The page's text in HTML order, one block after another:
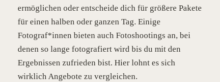
ermöglichen oder entscheide dich für größere Pakete
für einen halben oder ganzen Tag. Einige
Fotograf*innen bieten auch Fotoshootings an, bei
denen so lange fotografiert wird bis du mit den
Ergebnissen zufrieden bist. Hier lohnt es sich
wirklich Angebote zu vergleichen.